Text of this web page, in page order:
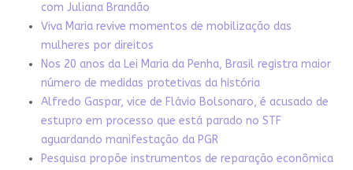
com Juliana Brandão
Viva Maria revive momentos de mobilização das
mulheres por direitos
Nos 20 anos da Lei Maria da Penha, Brasil registra maior
número de medidas protetivas da história
Alfredo Gaspar, vice de Flávio Bolsonaro, é acusado de
estupro em processo que está parado no STF
aguardando manifestação da PGR
Pesquisa propõe instrumentos de reparação econômica